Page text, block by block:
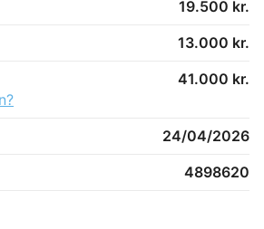
19.500 kr.
13.000 kr.
41.000 kr.
24/04/2026
4898620